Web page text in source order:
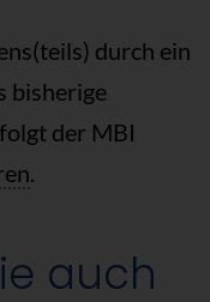
durch ein
bisherige
der MBI
.
auch